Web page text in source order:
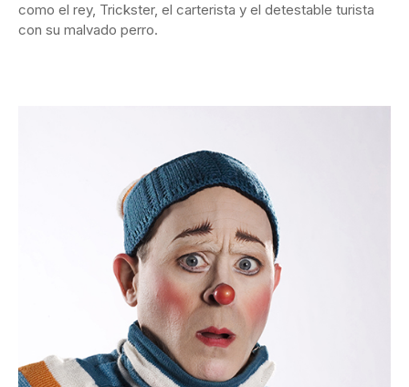
como el rey, Trickster, el carterista y el detestable turista
con su malvado perro.